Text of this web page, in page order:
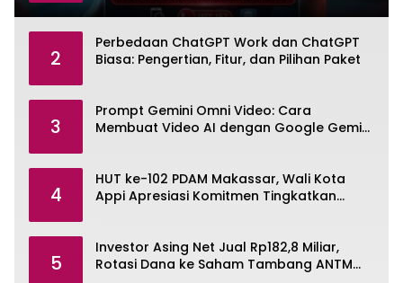
2
Perbedaan ChatGPT Work dan ChatGPT
Biasa: Pengertian, Fitur, dan Pilihan Paket
3
Prompt Gemini Omni Video: Cara
Membuat Video AI dengan Google Gemini
4
HUT ke-102 PDAM Makassar, Wali Kota
Appi Apresiasi Komitmen Tingkatkan
5
Investor Asing Net Jual Rp182,8 Miliar,
Rotasi Dana ke Saham Tambang ANTM